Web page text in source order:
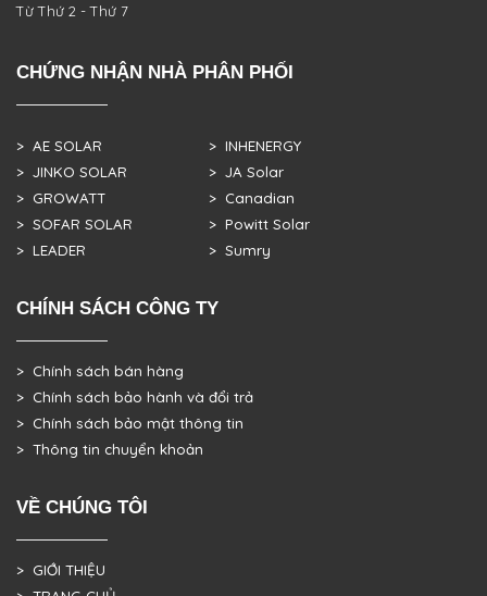
Từ Thứ 2 - Thứ 7
CHỨNG NHẬN NHÀ PHÂN PHỐI
> AE SOLAR
> JINKO SOLAR
> GROWATT
> SOFAR SOLAR
> LEADER
> INHENERGY
> JA Solar
> Canadian
> Powitt Solar
> Sumry
CHÍNH SÁCH CÔNG TY
> Chính sách bán hàng
> Chính sách bảo hành và đổi trả
> Chính sách bảo mật thông tin
> Thông tin chuyển khoản
VỀ CHÚNG TÔI
> GIỚI THIỆU